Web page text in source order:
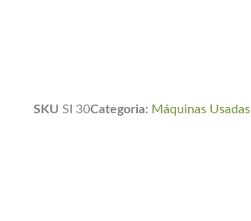
SKU SI 30Categoria: Máquinas Usadas